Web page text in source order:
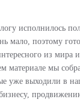
исполнилось
мало, поэтому
из мира
материале мы
уже выходили в